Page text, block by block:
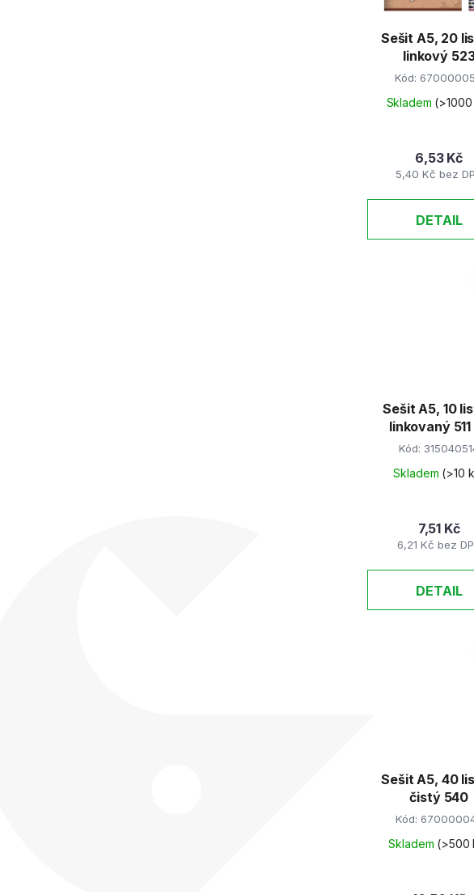
Sešit A5, 20
linkový
Kód:
Skladem (>1000
5,40 Kč bez
6,53 Kč
DETAIL
Sešit A5, 10
linkovaný 511
pomocnou
Kód:
Skladem (>10
6,21 Kč bez
7,51 Kč
DETAIL
Sešit A5, 40
čistý 540
Kód:
Skladem (>500